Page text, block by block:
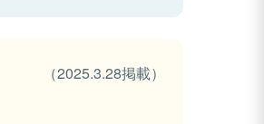
（2025.3.28掲載）